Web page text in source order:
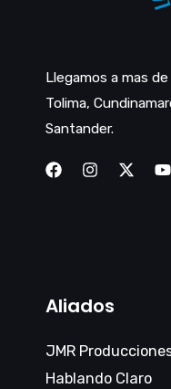
Llegamos a mas
Tolima,
Santander.
Aliados
JMR
Hablando Claro